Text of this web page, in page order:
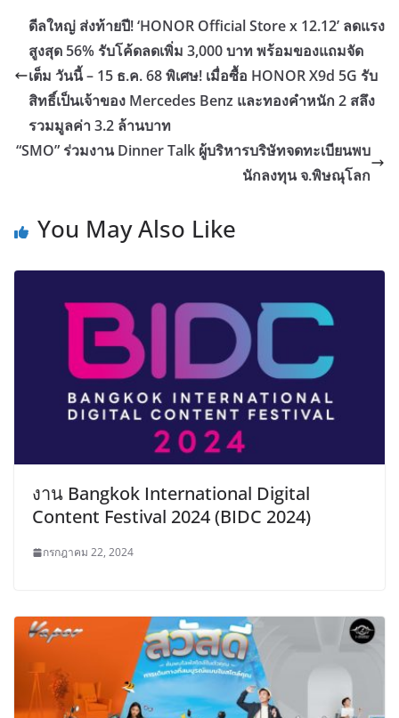
ดีลใหญ่ ส่งท้ายปี! ‘HONOR Official Store x 12.12’ ลดแรง
สูงสุด 56% รับโค้ดลดเพิ่ม 3,000 บาท พร้อมของแถมจัด
เต็ม วันนี้ – 15 ธ.ค. 68 พิเศษ! เมื่อซื้อ HONOR X9d 5G รับ
สิทธิ์เป็นเจ้าของ Mercedes Benz และทองคำหนัก 2 สลึง
รวมมูลค่า 3.2 ล้านบาท
“SMO” ร่วมงาน Dinner Talk ผู้บริหารบริษัทจดทะเบียนพบ
นักลงทุน จ.พิษณุโลก
You May Also Like
งาน Bangkok International Digital
Content Festival 2024 (BIDC 2024)
กรกฎาคม 22, 2024